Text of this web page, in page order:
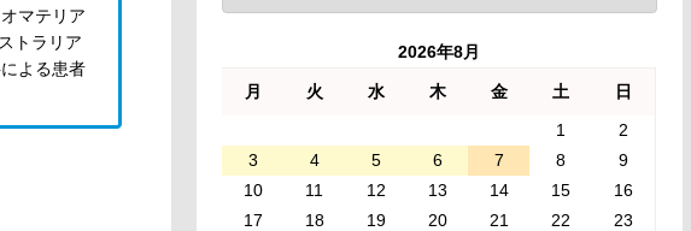
マテリア
トラリア
よる患者
2026年8月
月 火 水 木 金 土
日
1
2
3
4 5 6 7 8
9
10
11 12 13 14 15
16
17
18 19 20 21 22
23